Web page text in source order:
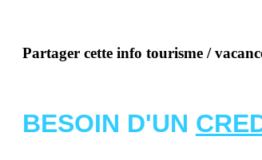
Partager cette info tourisme /
BESOIN D'UN